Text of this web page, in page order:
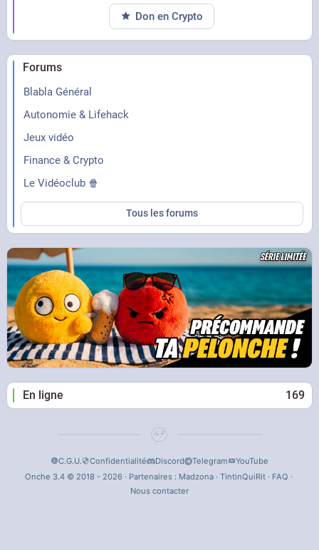
Forums
Blabla Général
Autonomie & Lifehack
Jeux vidéo
Finance & Crypto
Le Vidéoclub 🍿
Tous les forums
En ligne 169
Don en Crypto
C.G.U. Confidentialité Discord Telegram
YouTube
Onche 3.4 © 2018 - 2026 · Partenaires : Madzona· TintinQuiRit· FAQ ·
Nous contacter